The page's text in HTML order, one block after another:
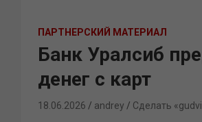
ПАРТНЕРСКИЙ МАТЕРИАЛ
Банк Уралсиб
денег с карт
18.06.2026 andrey Сделать